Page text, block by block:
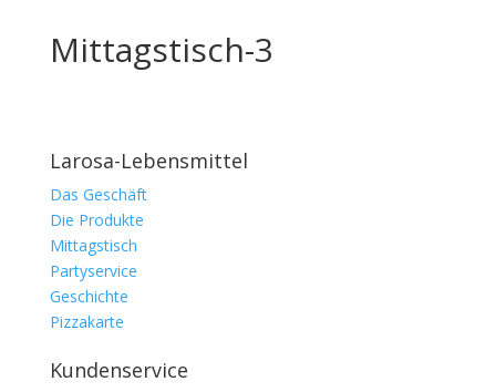
Mittagstisch-3
Larosa-Lebensmittel
Das Geschäft
Die Produkte
Mittagstisch
Partyservice
Geschichte
Pizzakarte
Kundenservice